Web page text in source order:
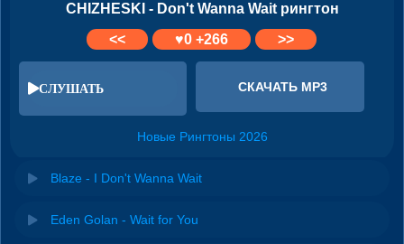
CHIZHESKI - Don't Wanna Wait рингтон
<<
♥0+266 >>
СЛУШАТЬ СКАЧАТЬ MP3
Новые Рингтоны 2026
Blaze - I Don't Wanna Wait
Eden Golan - Wait for You